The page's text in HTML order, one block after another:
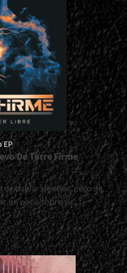
EP
De Torre Firme
hablar de ellos, pero de
un poco sobre su...